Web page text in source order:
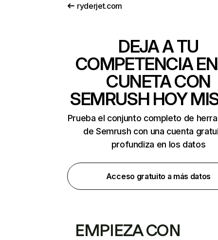
ryderjet.com
DEJA A TU
COMPETENCIA
CUNETA CON
SEMRUSH HOY
Prueba el conjunto completo de
de Semrush con una cuenta
profundiza en los datos
Acceso gratuito a más datos
EMPIEZA CON